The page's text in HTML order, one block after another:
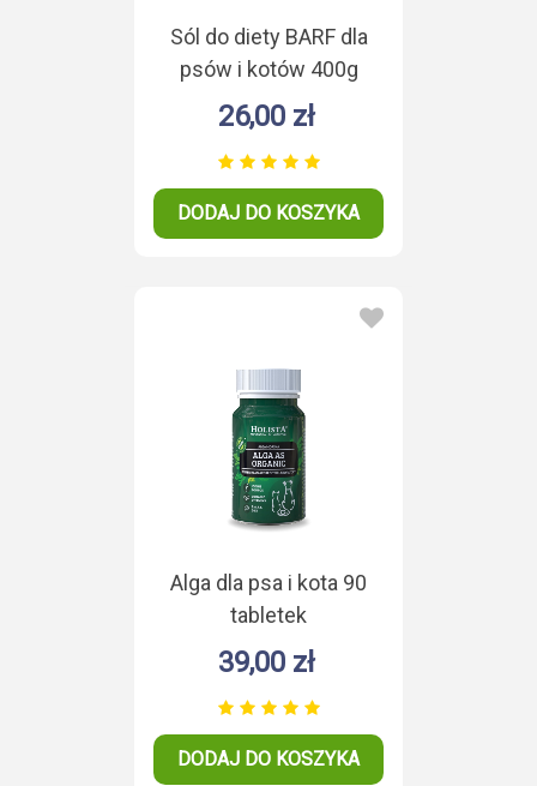
Sól do diety BARF dla
psów i kotów 400g
26,00 zł
DODAJ DO KOSZYKA
Alga dla psa i kota 90
tabletek
39,00 zł
DODAJ DO KOSZYKA